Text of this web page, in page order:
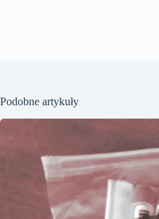
Podobne artykuły